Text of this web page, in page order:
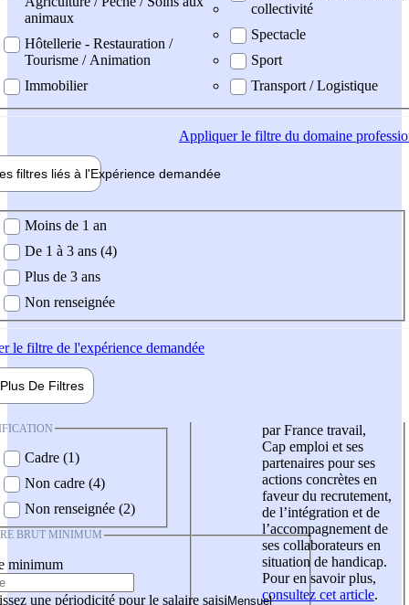
animaux
Hôtellerie - Restauration /
Tourisme / Animation
Immobilier
collectivité
Spectacle
Sport
Transport / Logistique
Appliquerle filtre du domaine
filtres liés à l'Expérience demandée
demandée
Moins de 1 an
De 1 à 3 ans (4)
Plus de 3 ans
Non renseignée
le filtre de l'expérience demandée
Plus De Filtres
Cadre (1)
Non cadre (4)
Non renseignée (2)
BRUT MINIMUM
minimum
une périodicité pour le salaire saisi
par France travail,
Cap emploi et ses
partenaires pour ses
actions concrètes en
faveur du recrutement,
de l’intégration et de
l’accompagnement de
ses collaborateurs en
situation de handicap.
Pour en savoir plus,
consultez cet article.